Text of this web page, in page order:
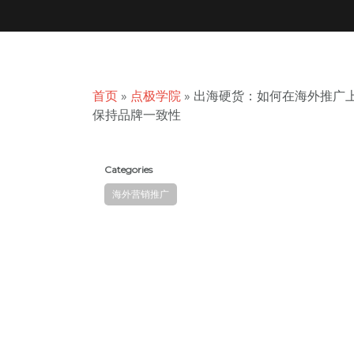
首页 » 点极学院 » 出海硬货：如何在海外推广
保持品牌一致性
Categories
海外营销推广